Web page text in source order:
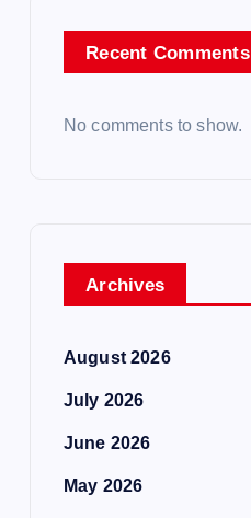
Recent Comments
No comments to show.
Archives
August 2026
July 2026
June 2026
May 2026